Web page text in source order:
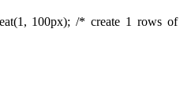
100px); /* create 1 rows of